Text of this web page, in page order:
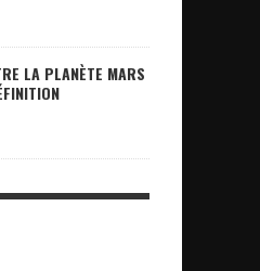
LA PLANÈTE MARS